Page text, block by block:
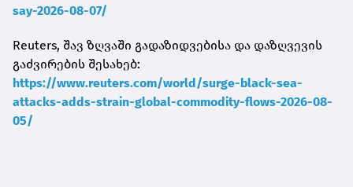
say-2026-08-07/
Reuters, შავ ზღვაში გადაზიდვებისა და დაზღვევის
გაძვირების შესახებ:
https://www.reuters.com/world/surge-black-sea-
attacks-adds-strain-global-commodity-flows-2026-08-
05/